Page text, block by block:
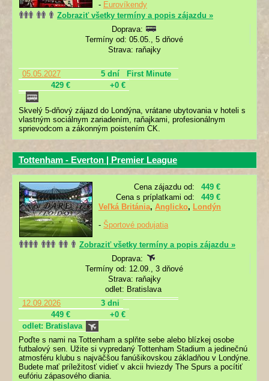
- Eurovíkendy
Zobraziť všetky termíny a popis zájazdu »
Doprava:
Termíny od: 05.05., 5 dňové
Strava: raňajky
05.05.2027 5 dní
First Minute
429 €
+0 €
Skvelý 5-dňový zájazd do Londýna, vrátane ubytovania v hoteli s
vlastným sociálnym zariadením, raňajkami, profesionálnym
sprievodcom a zákonným poistením CK.
Tottenham - Everton | Premier League
Cena zájazdu od:
449 €
Cena s príplatkami od:
449 €
Veľká Británia, Anglicko, Londýn
- Športové podujatia
Zobraziť všetky termíny a popis zájazdu »
Doprava:
Termíny od: 12.09., 3 dňové
Strava: raňajky
odlet: Bratislava
12.09.2026
3 dni
449 €
+0 €
odlet: Bratislava
Poďte s nami na Tottenham a splňte sebe alebo blízkej osobe
futbalový sen. Užite si vypredaný Tottenham Stadium a jedinečnú
atmosféru klubu s najväčšou fanúšikovskou základňou v Londýne.
Budete mať príležitosť vidieť v akcii hviezdy The Spurs a pocítiť
eufóriu zápasového diania.